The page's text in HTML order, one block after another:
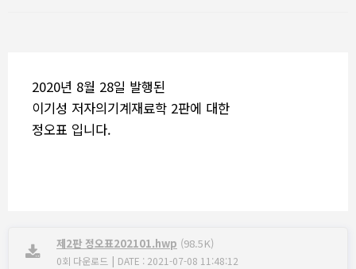
2020년 8월 28일 발행된
이기성 저자의기계재료학 2판에 대한
정오표 입니다.
제2판 정오표202101.hwp (98.5K)
0회 다운로드 | DATE : 2021-07-08 11:48:12